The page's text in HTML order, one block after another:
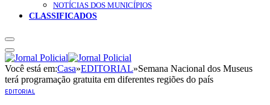
NOTÍCIAS DOS MUNICÍPIOS
CLASSIFICADOS
Você está em:Casa»EDITORIAL»Semana Nacional dos Museus
terá programação gratuita em diferentes regiões do país
EDITORIAL